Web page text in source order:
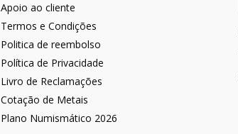
Apoio ao cliente
Termos e Condições
Politica de reembolso
Política de Privacidade
Livro de Reclamações
Cotação de Metais
Plano Numismático 2026